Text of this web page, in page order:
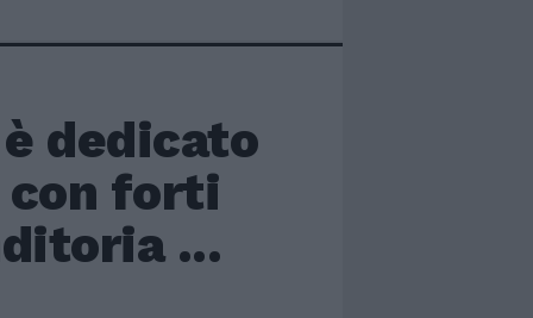
dedicato
con forti
...